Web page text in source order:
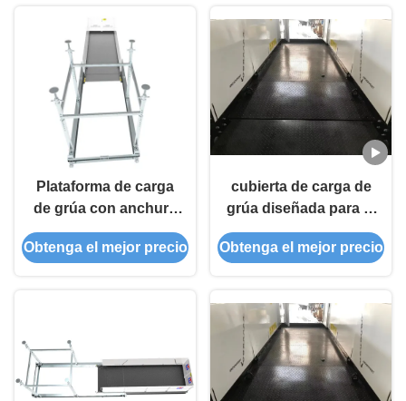
Plataforma de carga
de grúa con anchura
de plataforma de 2,2 a
4,2 metros y
de carga de grúa
Obtenga el mejor precio
cubierta de carga de
grúa diseñada para la
construcción de
varios pisos con
seguro para
operaciones seguras
Obtenga el mejor precio